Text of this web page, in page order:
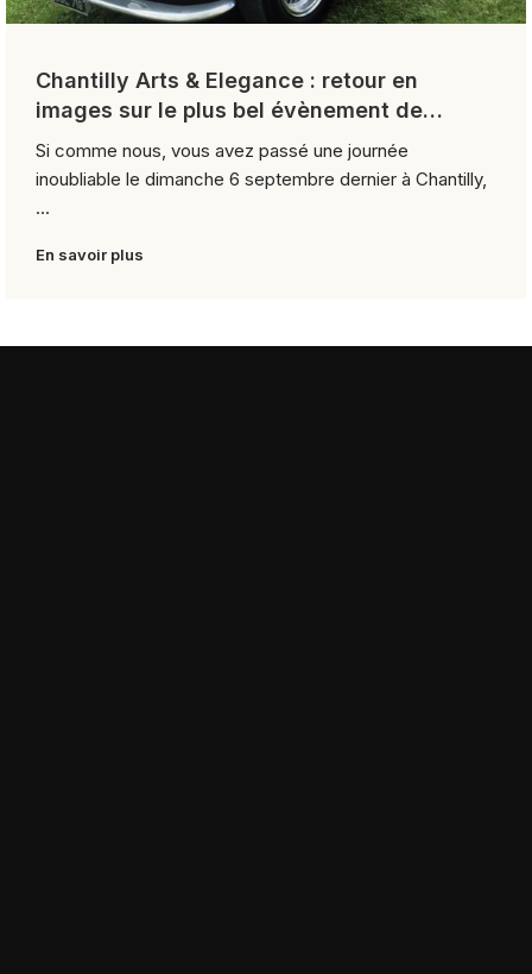
Chantilly Arts & Elegance : retour en
images sur le plus bel évènement de
l’année
Si comme nous, vous avez passé une journée
inoubliable le dimanche 6 septembre dernier à Chantilly,
...
En savoir plus